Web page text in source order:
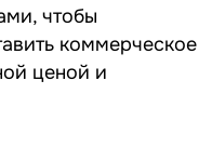
чтобы
коммерческое
ценой и